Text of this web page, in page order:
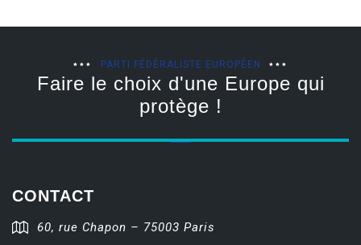
PARTI FÉDÉRALISTE EUROPÉEN
Faire le choix d'une Europe qui
protège !
CONTACT
60, rue Chapon – 75003 Paris